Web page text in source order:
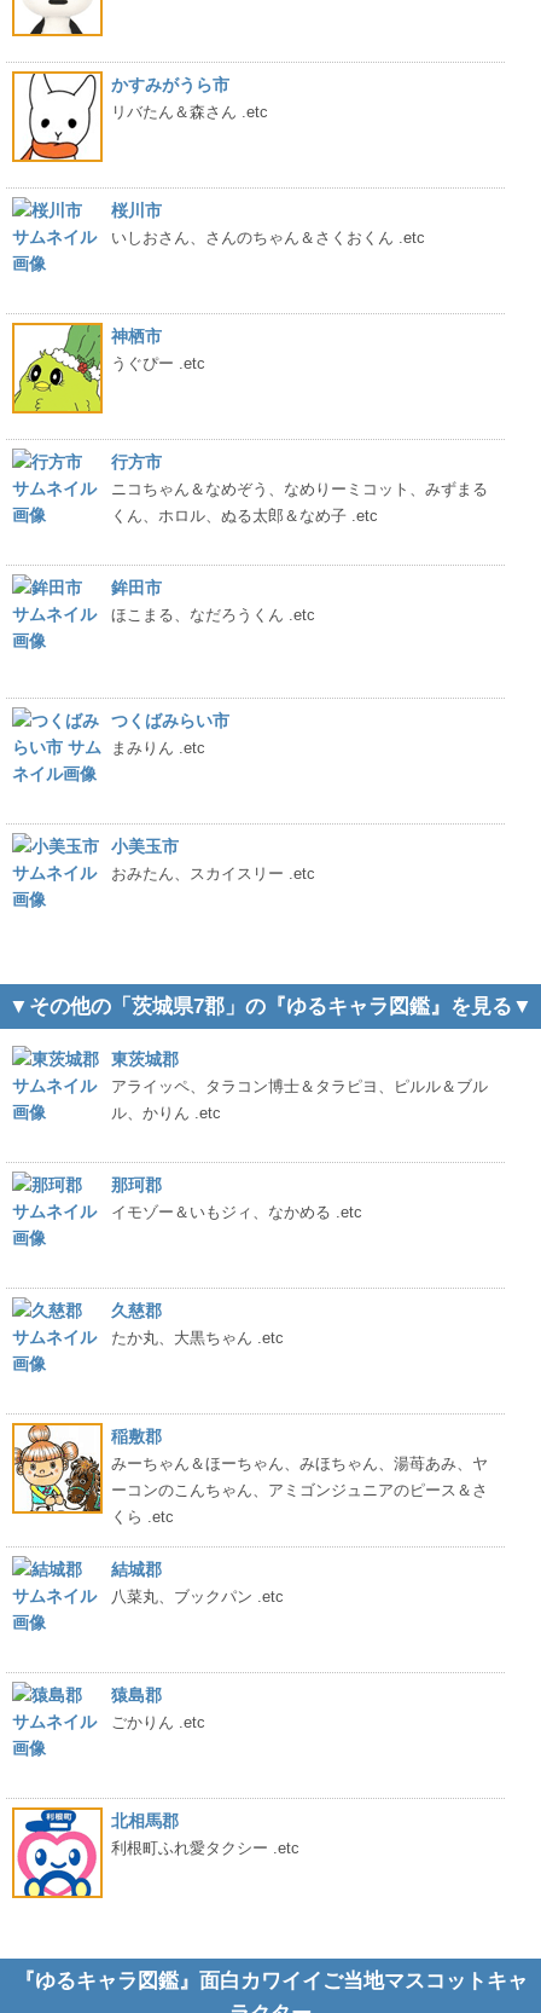
かすみがうら市
リバたん＆森さん .etc
桜川市
いしおさん、さんのちゃん＆さくおくん .etc
神栖市
うぐぴー .etc
行方市
ニコちゃん＆なめぞう、なめりーミコット、みずまる
くん、ホロル、ぬる太郎＆なめ子 .etc
鉾田市
ほこまる、なだろうくん .etc
つくばみらい市
まみりん .etc
小美玉市
おみたん、スカイスリー .etc
▼その他の「茨城県7郡」の『ゆるキャラ図鑑』を見る▼
東茨城郡
アライッペ、タラコン博士＆タラピヨ、ピルル＆ブル
ル、かりん .etc
那珂郡
イモゾー＆いもジィ、なかめる .etc
久慈郡
たか丸、大黒ちゃん .etc
稲敷郡
みーちゃん＆ほーちゃん、みほちゃん、湯苺あみ、ヤ
ーコンのこんちゃん、アミゴンジュニアのピース＆さ
くら .etc
結城郡
八菜丸、ブックパン .etc
猿島郡
ごかりん .etc
北相馬郡
利根町ふれ愛タクシー .etc
『ゆるキャラ図鑑』面白カワイイご当地マスコットキャ